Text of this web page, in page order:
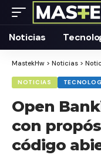
Noticias
MastekHw > Noticias >
NOTICIAS
Open
con
código